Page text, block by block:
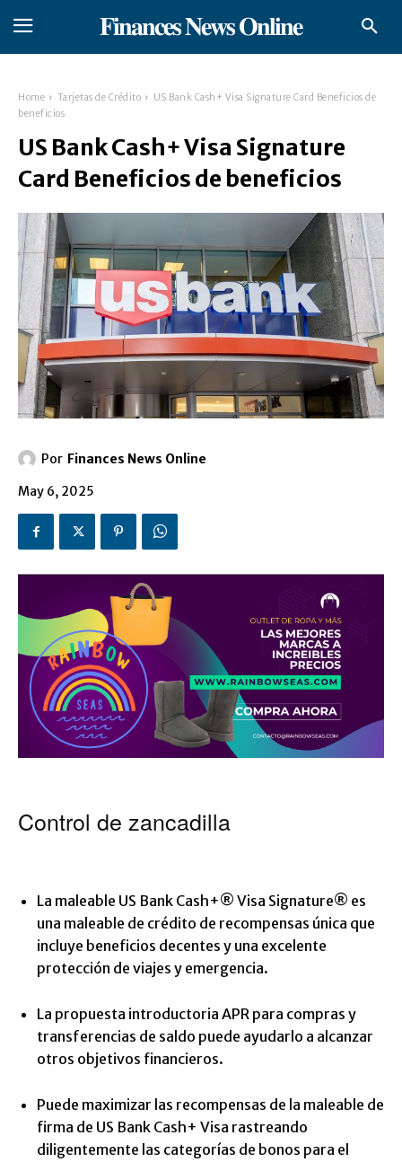
𝐅𝐢𝐧𝐚𝐧𝐜𝐞𝐬 𝐍𝐞𝐰𝐬 𝐎𝐧𝐥𝐢𝐧𝐞
Home Tarjetas de Crédito
US Bank Cash+ Visa Signature Card Beneficios de
beneficios
US Bank Cash+ Visa Signature
Card Beneficios de beneficios
Por Finances News Online
May 6, 2025
Control de zancadilla
La maleable US Bank Cash+® Visa Signature® es
una maleable de crédito de recompensas única que
incluye beneficios decentes y una excelente
protección de viajes y emergencia.
La propuesta introductoria APR para compras y
transferencias de saldo puede ayudarlo a alcanzar
otros objetivos financieros.
Puede maximizar las recompensas de la maleable de
firma de US Bank Cash+ Visa rastreando
diligentemente las categorías de bonos para el